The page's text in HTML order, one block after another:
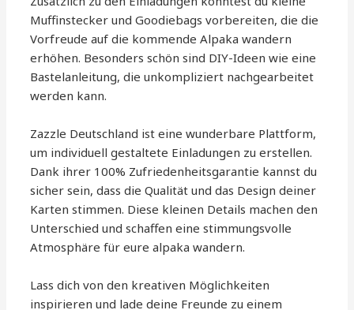
Muffinstecker und Goodiebags vorbereiten, die die
Vorfreude auf die kommende Alpaka wandern
erhöhen. Besonders schön sind DIY-Ideen wie eine
Bastelanleitung, die unkompliziert nachgearbeitet
werden kann.
Zazzle Deutschland ist eine wunderbare Plattform,
um individuell gestaltete Einladungen zu erstellen.
Dank ihrer 100% Zufriedenheitsgarantie kannst du
sicher sein, dass die Qualität und das Design deiner
Karten stimmen. Diese kleinen Details machen den
Unterschied und schaffen eine stimmungsvolle
Atmosphäre für eure alpaka wandern.
Lass dich von den kreativen Möglichkeiten
inspirieren und lade deine Freunde zu einem